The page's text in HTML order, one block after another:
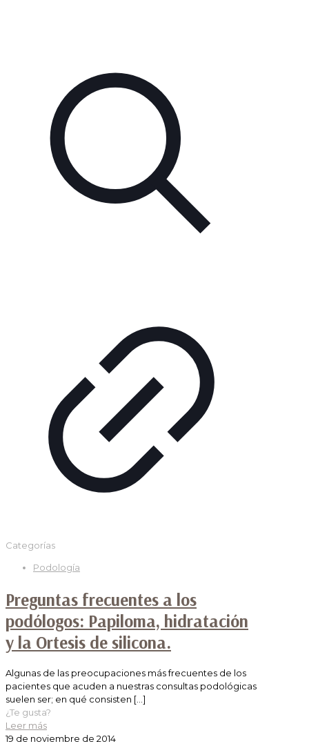
Categorías
Podología
Preguntas frecuentes a los
podólogos: Papiloma, hidratación
y la Ortesis de silicona.
Algunas de las preocupaciones más frecuentes de los
pacientes que acuden a nuestras consultas podológicas
suelen ser; en qué consisten […]
¿Te gusta?
Leer más
19 de noviembre de 2014